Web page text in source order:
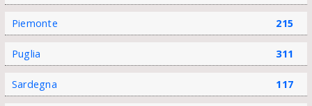
Piemonte 215
Puglia 311
Sardegna 117